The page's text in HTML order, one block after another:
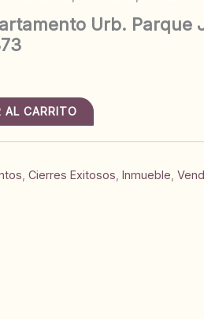
Urb. Parque
AL CARRITO
Cierres Exitosos Inmueble